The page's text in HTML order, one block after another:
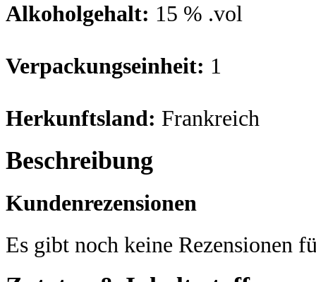
Alkoholgehalt: 15 % .vol
Verpackungseinheit: 1
Herkunftsland: Frankreich
Beschreibung
Kundenrezensionen
Es gibt noch keine Rezensionen